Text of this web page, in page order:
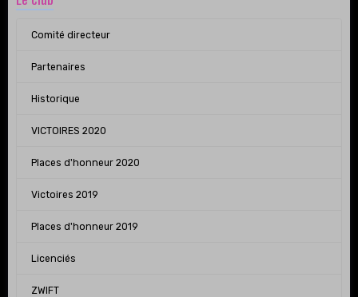
Comité directeur
Partenaires
Historique
VICTOIRES 2020
Places d'honneur 2020
Victoires 2019
Places d'honneur 2019
Licenciés
ZWIFT